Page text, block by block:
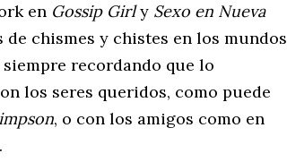
en Gossip Girly Sexo en Nueva
de chismes y chistes en los mundos
siempre recordando que lo
los seres queridos, como puede
, o con los amigos como en
.